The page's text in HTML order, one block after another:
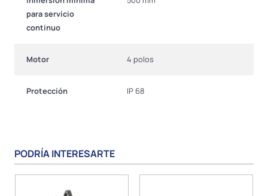
para servicio
continuo
Motor 4 polos
Protección IP 68
PODRÍA INTERESARTE